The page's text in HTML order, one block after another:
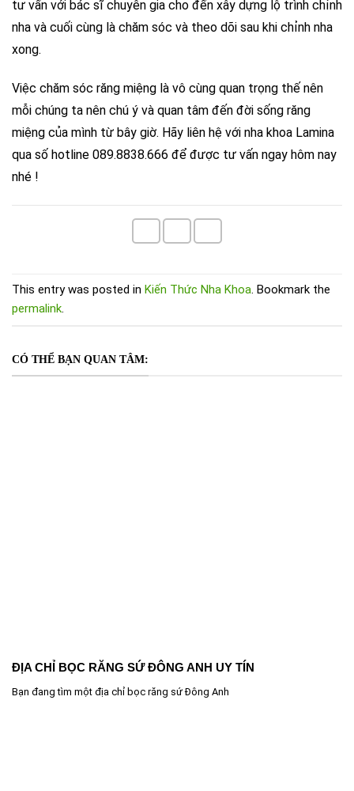
tư vấn với bác sĩ chuyên gia cho đến xây dựng lộ trình chỉnh
nha và cuối cùng là chăm sóc và theo dõi sau khi chỉnh nha
xong.
Việc chăm sóc răng miệng là vô cùng quan trọng thế nên
mỗi chúng ta nên chú ý và quan tâm đến đời sống răng
miệng của mình từ bây giờ. Hãy liên hệ với nha khoa Lamina
qua số hotline 089.8838.666 để được tư vấn ngay hôm nay
nhé !
This entry was posted in Kiến Thức Nha Khoa. Bookmark the
permalink.
CÓ THỂ BẠN QUAN TÂM:
ĐỊA CHỈ BỌC RĂNG SỨ ĐÔNG ANH UY TÍN
Bạn đang tìm một địa chỉ bọc răng sứ Đông Anh